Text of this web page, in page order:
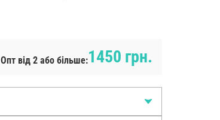
Опт від 2 або більше:1450 грн.